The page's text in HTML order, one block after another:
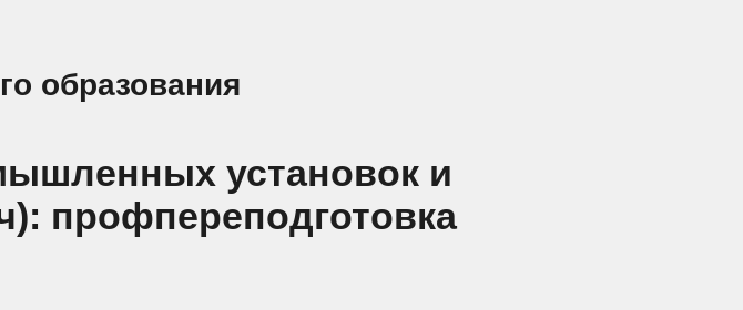
образования
установок и
профпереподготовка